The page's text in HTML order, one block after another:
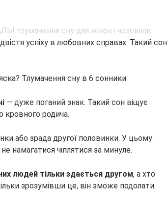
успіху в любовних справах. Такий сон
Тлумачення сну в 6 сонники
— дуже поганий знак. Такий сон віщує
кровного родича.
або зрада другої половинки. У цьому
намагатися чіплятися за минуле.
людей тільки здається другом, а хто
зрозумівши це, він зможе подолати